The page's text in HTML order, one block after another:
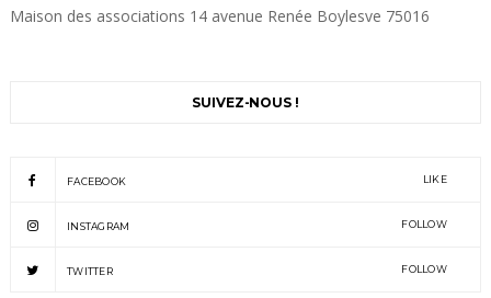
Maison des associations 14 avenue Renée Boylesve 75016
SUIVEZ-NOUS !
FACEBOOK LIKE
INSTAGRAM FOLLOW
TWITTER FOLLOW